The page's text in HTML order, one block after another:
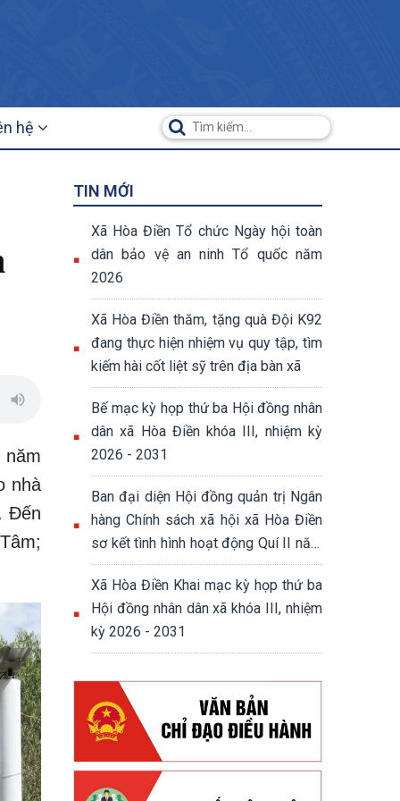
hệ
nhà
Đến
TIN MỚI
Xã Hòa Điền Tổ chức Ngày hội toàn
dân bảo vệ an ninh Tổ quốc năm
2026
Xã Hòa Điền thăm, tặng quà Đội K92
đang thực hiện nhiệm vụ quy tập, tìm
kiếm hài cốt liệt sỹ trên địa bàn xã
Bế mạc kỳ họp thứ ba Hội đồng nhân
dân xã Hòa Điền khóa III, nhiệm kỳ
2026 - 2031
Ban đại diện Hội đồng quản trị Ngân
hàng Chính sách xã hội xã Hòa Điền
sơ kết tình hình hoạt động Quí II năm
2026
Xã Hòa Điền Khai mạc kỳ họp thứ ba
Hội đồng nhân dân xã khóa III, nhiệm
kỳ 2026 - 2031